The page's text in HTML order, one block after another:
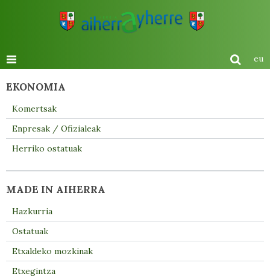
eu
EKONOMIA
Komertsak
Enpresak / Ofizialeak
Herriko ostatuak
MADE IN AIHERRA
Hazkurria
Ostatuak
Etxaldeko mozkinak
Etxegintza